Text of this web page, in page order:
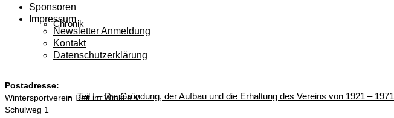
Chronik
Teil I – Die Gründung, der Aufbau und die Erhaltung des Vereins von 1921 – 1971
Sponsoren
Impressum
Newsletter Anmeldung
Kontakt
Datenschutzerklärung
Postadresse:
Wintersportverein Reit im Winkl e.V.
Schulweg 1